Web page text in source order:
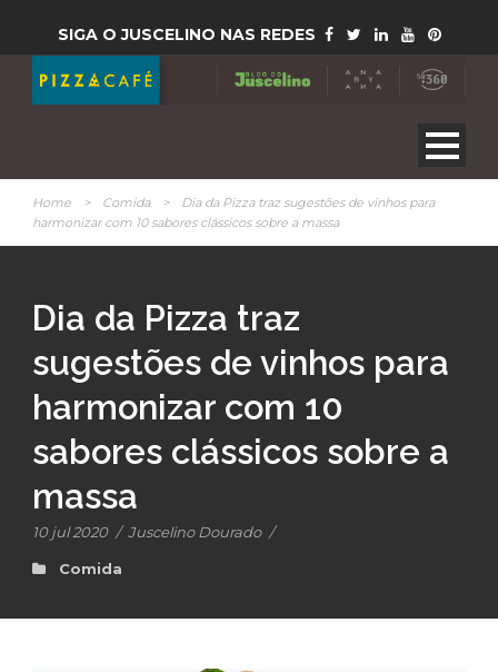
SIGA O JUSCELINO NAS REDES
Home > Comida >
Dia da Pizza traz sugestões de vinhos para
harmonizar com 10 sabores clássicos sobre a massa
Dia da Pizza traz
sugestões de vinhos para
harmonizar com 10
sabores clássicos sobre a
massa
10 jul 2020 / Juscelino Dourado /
Comida